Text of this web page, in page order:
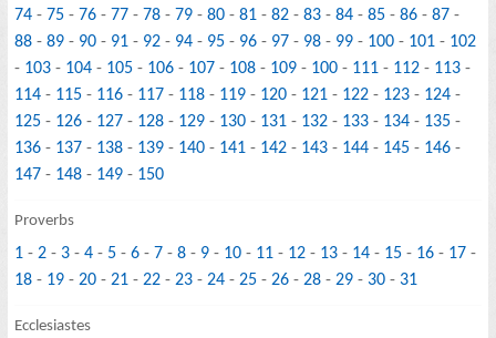
74 - 75 - 76 - 77 - 78 - 79 -80 -81 -82 -83 -84 -85 -86 -87 -
88 -89 - 90 - 91 - 92 - 94 - 95 - 96 - 97 - 98 - 99 - 100 - 101 - 102
- 103 - 104 - 105 - 106 - 107 - 108 - 109 - 100 - 111 - 112 - 113 -
114 - 115 - 116 - 117 - 118 - 119 - 120 - 121 - 122 - 123 - 124 -
125 - 126 - 127 - 128 - 129 - 130 - 131 - 132 - 133 - 134 - 135 -
136 - 137 - 138 - 139 - 140 - 141 - 142 - 143 - 144 - 145 - 146 -
147 - 148 - 149 - 150
Proverbs
1 -2 - 3 -4 - 5 -6 - 7 -8 - 9 - 10 - 11 - 12 - 13 - 14 - 15 - 16 - 17 -
18 - 19 -20 -21 -22 -23 -24 -25 -26 -28 -29 - 30 - 31
Ecclesiastes